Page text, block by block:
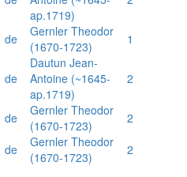
ap.1719)
de
Gernler Theodor
(1670-1723)
1
de
Dautun Jean-
Antoine (~1645-
ap.1719)
2
de
Gernler Theodor
(1670-1723)
2
de
Gernler Theodor
(1670-1723)
2